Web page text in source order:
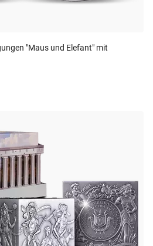
"Maus und Elefant" mit